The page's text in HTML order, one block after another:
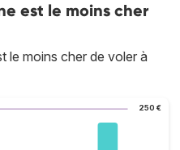
est le moins cher
le moins cher de voler à
250 €